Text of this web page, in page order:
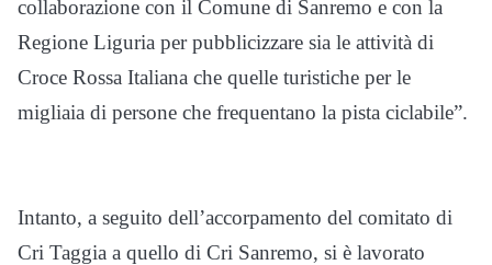
collaborazione con il Comune di Sanremo e con la
Regione Liguria per pubblicizzare sia le attività di
Croce Rossa Italiana che quelle turistiche per le
migliaia di persone che frequentano la pista ciclabile”.
Intanto, a seguito dell’accorpamento del comitato di
Cri Taggia a quello di Cri Sanremo, si è lavorato